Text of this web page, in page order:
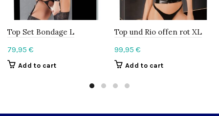
Top Set Bondage L
79,95 €
Add to cart
Top und Rio offen rot XL
99,95 €
Add to cart